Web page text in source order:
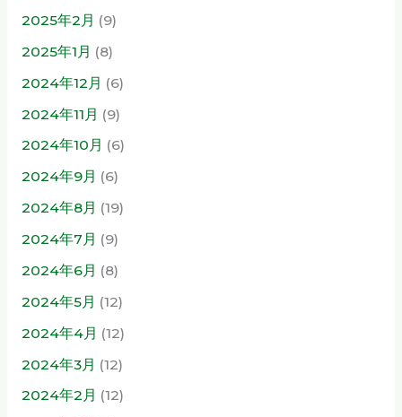
2025年2月 (9)
2025年1月 (8)
2024年12月 (6)
2024年11月 (9)
2024年10月 (6)
2024年9月 (6)
2024年8月 (19)
2024年7月 (9)
2024年6月 (8)
2024年5月 (12)
2024年4月 (12)
2024年3月 (12)
2024年2月 (12)